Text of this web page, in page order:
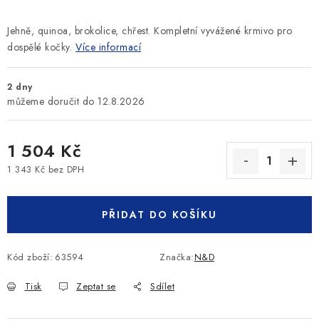
Jehně, quinoa, brokolice, chřest. Kompletní vyvážené krmivo pro
dospělé kočky. Více informací
2 dny
12.8.2026
1 504 Kč
1 343 Kč bez DPH
PŘIDAT DO KOŠÍKU
Kód zboží: 63594 Značka:N&D
Tisk Zeptat se Sdílet